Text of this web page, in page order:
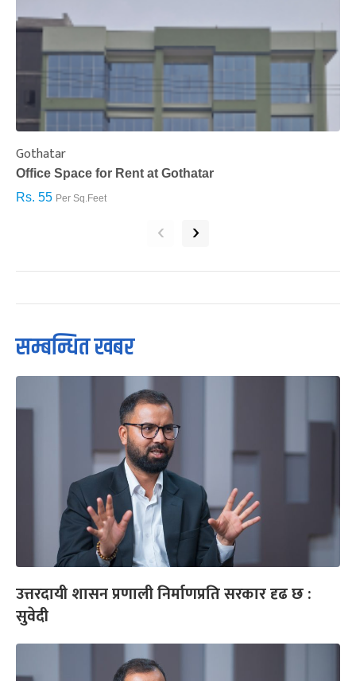
Gothatar
Office Space for Rent at Gothatar
Rs. 55 Per Sq.Feet
‹ ›
सम्बन्धित खबर
उत्तरदायी शासन प्रणाली निर्माणप्रति सरकार दृढ छ :
सुवेदी